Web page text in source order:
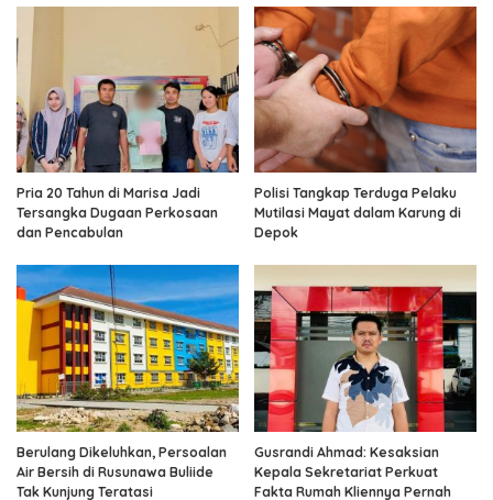
Pria 20 Tahun di Marisa Jadi
Tersangka Dugaan Perkosaan
dan Pencabulan
Polisi Tangkap Terduga Pelaku
Mutilasi Mayat dalam Karung di
Depok
Berulang Dikeluhkan, Persoalan
Air Bersih di Rusunawa Buliide
Tak Kunjung Teratasi
Gusrandi Ahmad: Kesaksian
Kepala Sekretariat Perkuat
Fakta Rumah Kliennya Pernah